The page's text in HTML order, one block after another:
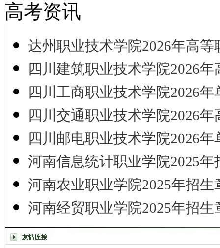
高考资讯
达州职业技术学院2026年高等
四川建筑职业技术学院2026年
四川工商职业技术学院2026年
四川交通职业技术学院2026年
四川邮电职业技术学院2026年
河南信息统计职业学院2025年
河南农业职业学院2025年招生
河南经贸职业学院2025年招生